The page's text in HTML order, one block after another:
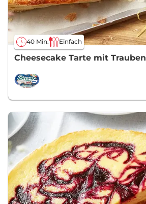
40 Min. Einfach
Cheesecake Tarte mit Trauben